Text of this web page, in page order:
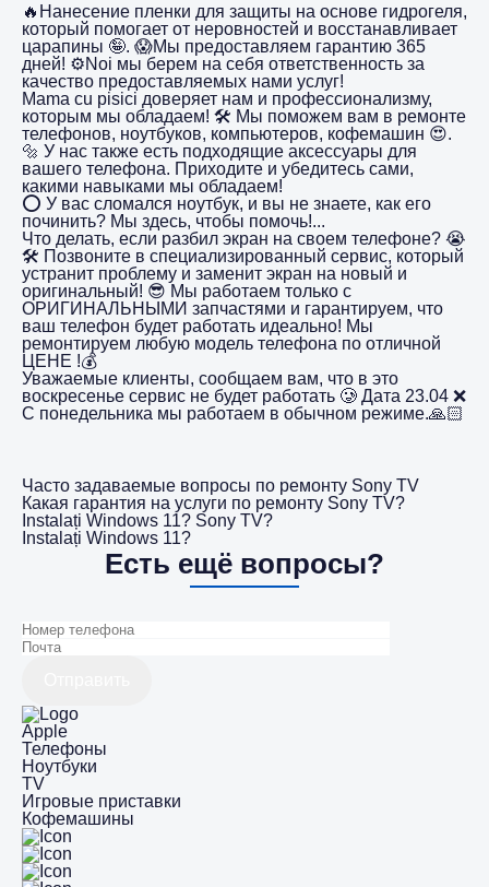
🔥Нанесение пленки для защиты на основе гидрогеля,
который помогает от неровностей и восстанавливает
царапины 🤪. 😱Мы предоставляем гарантию 365
дней! ⚙️Noi мы берем на себя ответственность за
качество предоставляемых нами услуг!
Mama cu pisici доверяет нам и профессионализму,
которым мы обладаем! 🛠️ Мы поможем вам в ремонте
телефонов, ноутбуков, компьютеров, кофемашин 😍.
🔩 У нас также есть подходящие аксессуары для
вашего телефона. Приходите и убедитесь сами,
какими навыками мы обладаем!
⭕️ У вас сломался ноутбук, и вы не знаете, как его
починить? Мы здесь, чтобы помочь!...
Что делать, если разбил экран на своем телефоне? 😭
🛠️ Позвоните в специализированный сервис, который
устранит проблему и заменит экран на новый и
оригинальный! 😎 Мы работаем только с
ОРИГИНАЛЬНЫМИ запчастями и гарантируем, что
ваш телефон будет работать идеально! Мы
ремонтируем любую модель телефона по отличной
ЦЕНЕ !💰
Уважаемые клиенты, сообщаем вам, что в это
воскресенье сервис не будет работать 🥲 Дата 23.04 ❌
С понедельника мы работаем в обычном режиме.🙏🏻
Часто задаваемые вопросы по ремонту Sony TV
Какая гарантия на услуги по ремонту Sony TV?
Instalați Windows 11? Sony TV?
Instalați Windows 11?
Есть ещё вопросы?
Apple
Телефоны
Ноутбуки
TV
Игровые приставки
Кофемашины